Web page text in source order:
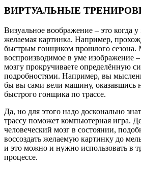
ВИРТУАЛЬНЫЕ
Визуальное воображение – это когда у
желаемая картинка. Например,
быстрым гонщиком прошлого сезона.
воспроизводимое в уме изображение –
мозгу прокручиваете определённую
подробностями. Например, вы
бы вы сами вели машину, оказавшись
быстрого гонщика по трассе.
Да, но для этого надо досконально
трассу поможет компьютерная игра.
человеческий мозг в состоянии,
воссоздать желаемую картинку до
и это можно и нужно использовать в
процессе.